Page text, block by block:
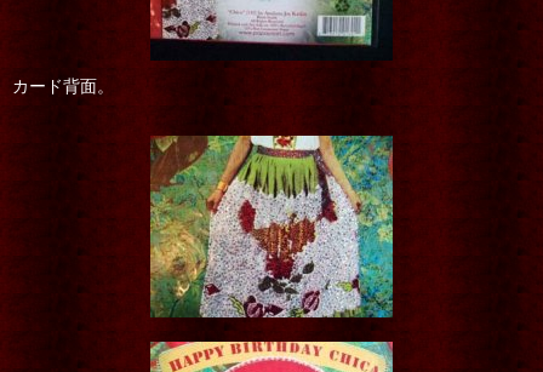
カード背面。